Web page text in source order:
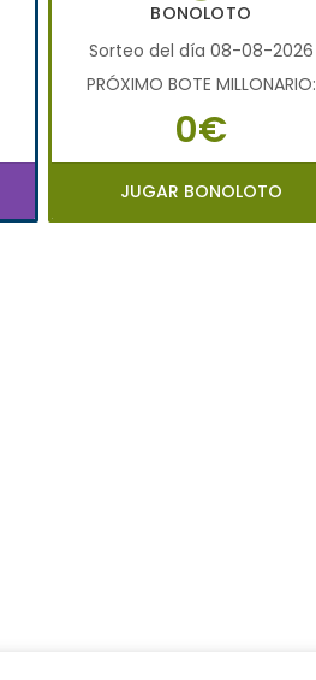
BONOLOTO
Sorteo del día 08-08-2026
PRÓXIMO BOTE MILLONARIO:
0€
JUGAR BONOLOTO